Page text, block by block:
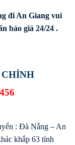
đi An Giang vui
báo giá 24/24 .
: Đà Nẵng – An
khắp 63 tỉnh